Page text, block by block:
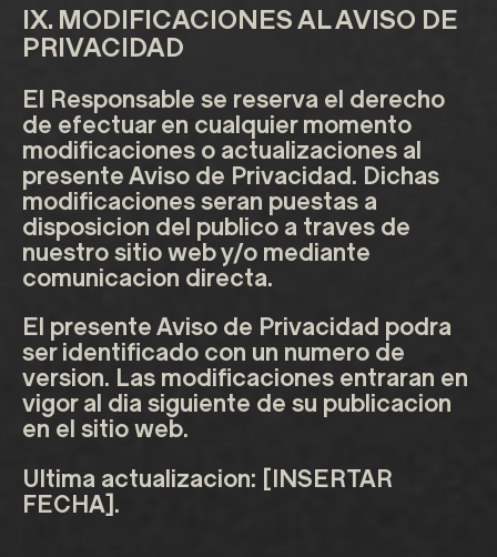
IX. MODIFICACIONES AL AVISO DE
PRIVACIDAD
El Responsable se reserva el derecho
de efectuar en cualquier momento
modificaciones o actualizaciones al
presente Aviso de Privacidad. Dichas
modificaciones seran puestas a
disposicion del publico a traves de
nuestro sitio web y/o mediante
comunicacion directa.
El presente Aviso de Privacidad podra
ser identificado con un numero de
version. Las modificaciones entraran en
vigor al dia siguiente de su publicacion
en el sitio web.
Ultima actualizacion: [INSERTAR
FECHA].